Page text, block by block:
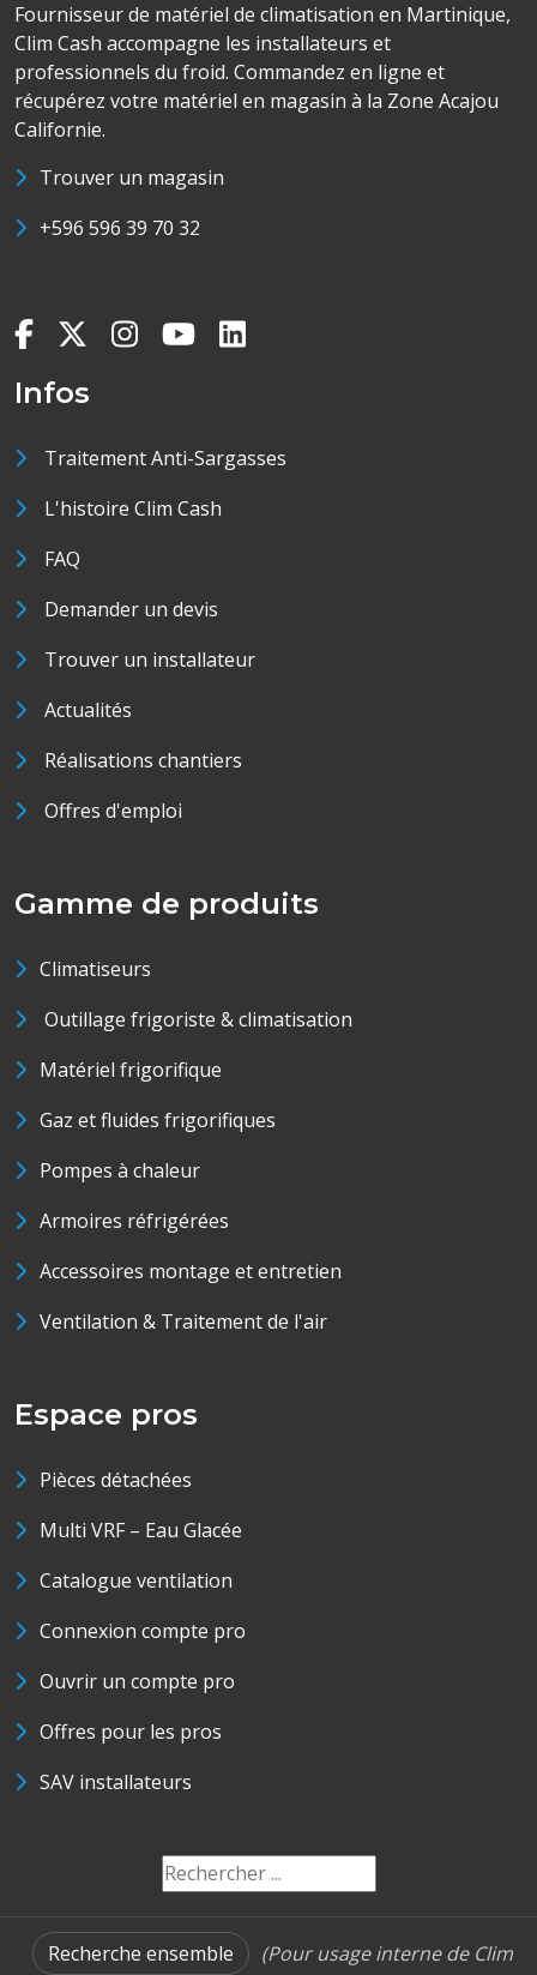
Fournisseur de matériel de climatisation en Martinique,
Clim Cash accompagne les installateurs et
professionnels du froid. Commandez en ligne et
récupérez votre matériel en magasin à la Zone Acajou
Californie.
Trouver un magasin
+596 596 39 70 32
Infos
Traitement Anti-Sargasses
L'histoire Clim Cash
FAQ
Demander un devis
Trouver un installateur
Actualités
Réalisations chantiers
Offres d'emploi
Gamme de produits
Climatiseurs
Outillage frigoriste & climatisation
Matériel frigorifique
Gaz et fluides frigorifiques
Pompes à chaleur
Armoires réfrigérées
Accessoires montage et entretien
Ventilation & Traitement de l'air
Espace pros
Pièces détachées
Multi VRF – Eau Glacée
Catalogue ventilation
Connexion compte pro
Ouvrir un compte pro
Offres pour les pros
SAV installateurs
Recherche ensemble (Pour usage interne de Clim